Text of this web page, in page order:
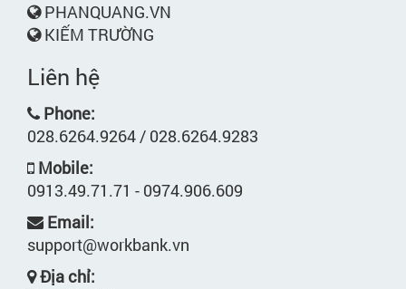
PHANQUANG.VN
KIẾM TRƯỜNG
Liên hệ
Phone:
028.6264.9264 / 028.6264.9283
Mobile:
0913.49.71.71 - 0974.906.609
Email:
support@workbank.vn
Địa chỉ: